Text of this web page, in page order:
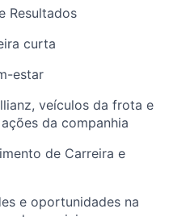
Resultados
curta
estar
veículos da frota e
da companhia
de Carreira e
e oportunidades na